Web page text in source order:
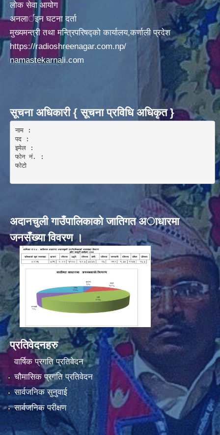
लोक सेवा आयोग
अनलार्इन घटना दर्ता
मुख्यमन्त्री तथा मन्त्रिपरिषद्को कार्यालय,कर्णाली प्रदेश
https://radioshreenagar.com.np/
namastekarnali.com
सूचना अधिकारी { सूचना प्रविधि अधिकृत }
नाम :
पद :
इमेल :
फोन नं. :
फोटो
अदानचुली गाउँपालिकाकाे जातिगत अाधारमा
जनसँख्या विवरण ।
प्रतिवेदनहरु
वार्षिक प्रगति प्रतिवेदन
चौमासिक प्रगति प्रतिवेदन
सार्वजनिक सुनुवाई
सार्वजनिक परीक्षण